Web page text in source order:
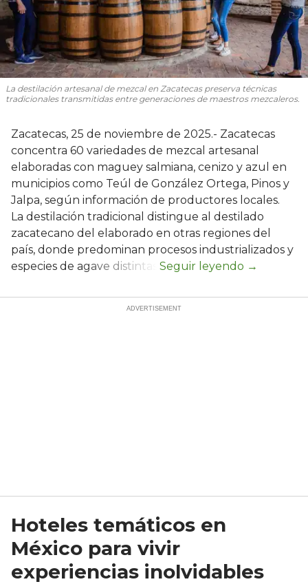
La destilación artesanal de mezcal en Zacatecas preserva técnicas
tradicionales transmitidas entre generaciones de maestros mezcaleros.
Zacatecas, 25 de noviembre de 2025.- Zacatecas
concentra 60 variedades de mezcal artesanal
elaboradas con maguey salmiana, cenizo y azul en
municipios como Teúl de González Ortega, Pinos y
Jalpa, según información de productores locales.
La destilación tradicional distingue al destilado
zacatecano del elaborado en otras regiones del
país, donde predominan procesos industrializados y
especies de agave distintas.
Hoteles temáticos en
México para vivir
experiencias inolvidables